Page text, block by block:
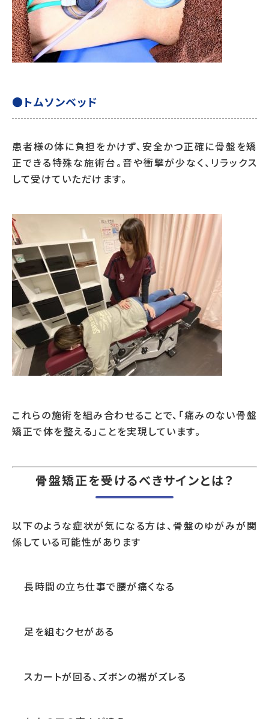
●トムソンベッド
患者様の体に負担をかけず、安全かつ正確に骨盤を矯
正できる特殊な施術台。音や衝撃が少なく、リラックス
して受けていただけます。
これらの施術を組み合わせることで、「痛みのない骨盤
矯正で体を整える」ことを実現しています。
骨盤矯正を受けるべきサインとは？
以下のような症状が気になる方は、骨盤のゆがみが関
係している可能性があります
長時間の立ち仕事で腰が痛くなる
足を組むクセがある
スカートが回る、ズボンの裾がズレる